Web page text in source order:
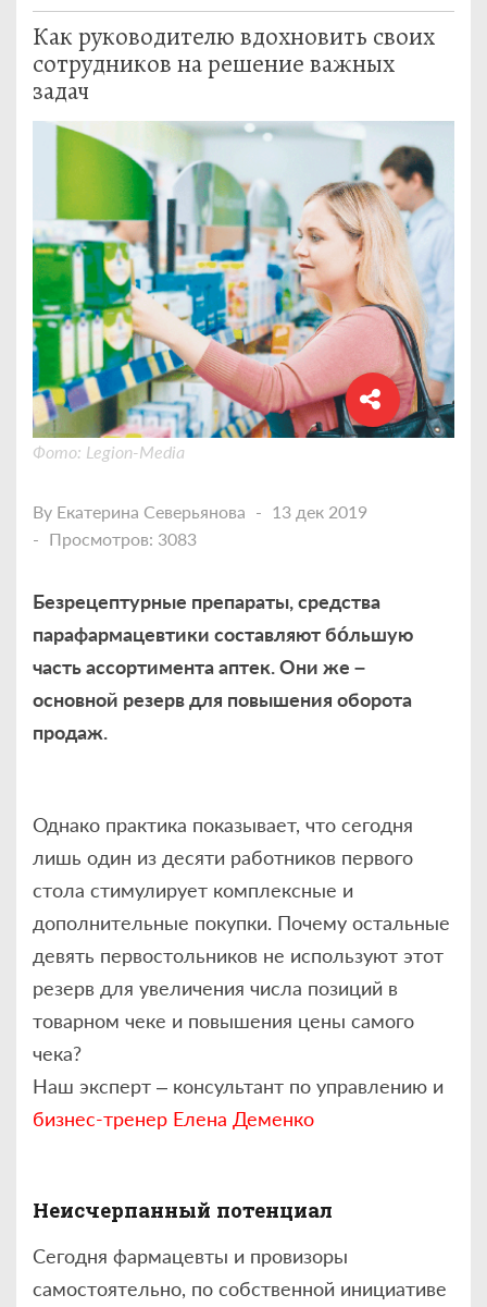
Как руководителю вдохновить своих
сотрудников на решение важных
задач
Фото: Legion-Media
By Екатерина Северьянова
13 дек 2019
Просмотров: 3083
Безрецептурные препараты, средства
парафармацевтики составляют бóльшую
часть ассортимента аптек. Они же –
основной резерв для повышения оборота
продаж.
Однако практика показывает, что сегодня
лишь один из десяти работников первого
стола стимулирует комплексные и
дополнительные покупки. Почему остальные
девять первостольников не используют этот
резерв для увеличения числа позиций в
товарном чеке и повышения цены самого
чека?
Наш эксперт – консультант по управлению и
бизнес-тренер Елена Деменко
Неисчерпанный потенциал
Сегодня фармацевты и провизоры
самостоятельно, по собственной инициативе